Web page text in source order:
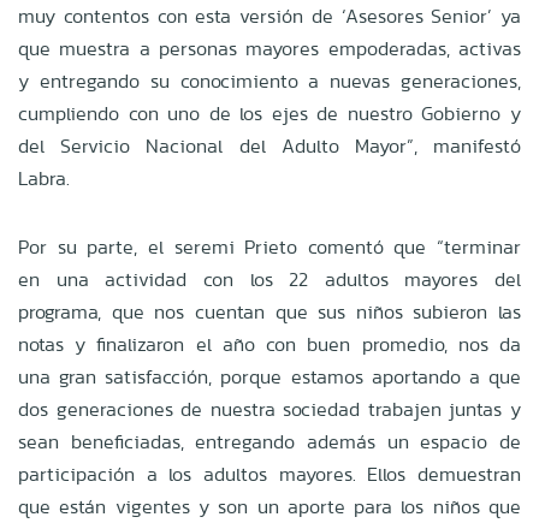
muy contentos con esta versión de ‘Asesores Senior’ ya
que muestra a personas mayores empoderadas, activas
y entregando su conocimiento a nuevas generaciones,
cumpliendo con uno de los ejes de nuestro Gobierno y
del Servicio Nacional del Adulto Mayor”, manifestó
Labra.
Por su parte, el seremi Prieto comentó que “terminar
en una actividad con los 22 adultos mayores del
programa, que nos cuentan que sus niños subieron las
notas y finalizaron el año con buen promedio, nos da
una gran satisfacción, porque estamos aportando a que
dos generaciones de nuestra sociedad trabajen juntas y
sean beneficiadas, entregando además un espacio de
participación a los adultos mayores. Ellos demuestran
que están vigentes y son un aporte para los niños que